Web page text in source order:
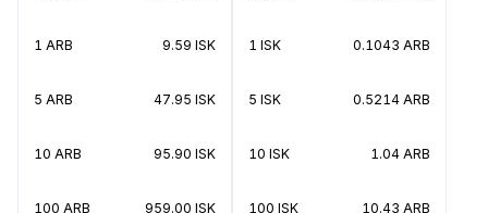
1 ARB 9.59 ISK
5 ARB 47.95 ISK
10 ARB 95.90 ISK
100 ARB 959.00 ISK
1 ISK 0.1043 ARB
5 ISK 0.5214 ARB
10 ISK 1.04 ARB
100 ISK 10.43 ARB